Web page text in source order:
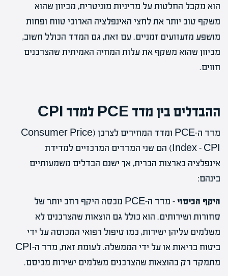
הוא מקבל החלטות על מדיניות מוניטרית, מכיוון שהוא
משקף טוב יותר את לחצי האינפלציה הארוכי טווח ופחות
מושפע מזעזועים זמניים. עם זאת, גם המדד הכולל חשוב,
מכיוון שהוא משקף את עלות המחיה האמיתית שהצרכנים
חווים.
ההבדלים בין מדד PCE למדד CPI
מדד ה-PCE ומדד המחירים לצרכן (Consumer Price
Index – CPI) הם שני המדדים המרכזיים למדידת
אינפלציה בארצות הברית, אך ישנם הבדלים משמעותיים
בינהם:
היקף הכיסוי
– מדד ה-PCE מכסה היקף רחב יותר של
סחורות ושירותים. הוא כולל גם הוצאות שהצרכנים לא
משלמים עליהן ישירות, כמו טיפול רפואי המכוסה על ידי
ביטוח בריאות או על ידי הממשלה. לעומת זאת, מדד ה-CPI
מתמקד רק בהוצאות שהצרכנים משלמים ישירות מכיסם.